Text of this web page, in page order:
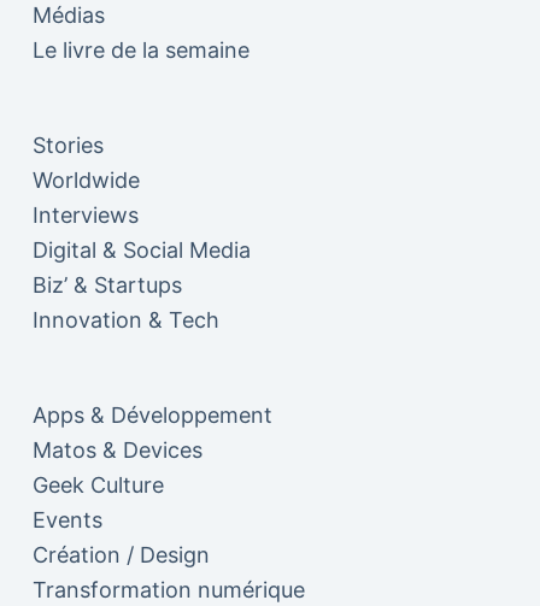
Médias
Le livre de la semaine
Stories
Worldwide
Interviews
Digital & Social Media
Biz’ & Startups
Innovation & Tech
Apps & Développement
Matos & Devices
Geek Culture
Events
Création / Design
Transformation numérique